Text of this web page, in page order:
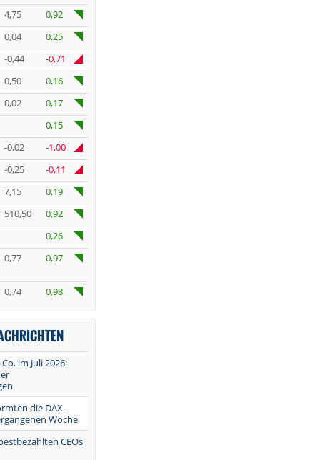
4,75
0,92
0,04
0,25
-0,44
-0,71
0,50
0,16
0,02
0,17
0,15
-0,02
-1,00
-0,25
-0,11
7,15
0,19
510,50
0,92
0,26
0,77
0,97
0,74 0,98
im Juli 2026:
die DAX-
Woche
CEOs